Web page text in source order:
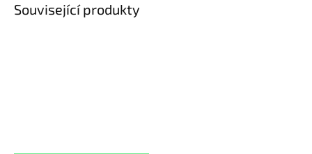
Související produkty